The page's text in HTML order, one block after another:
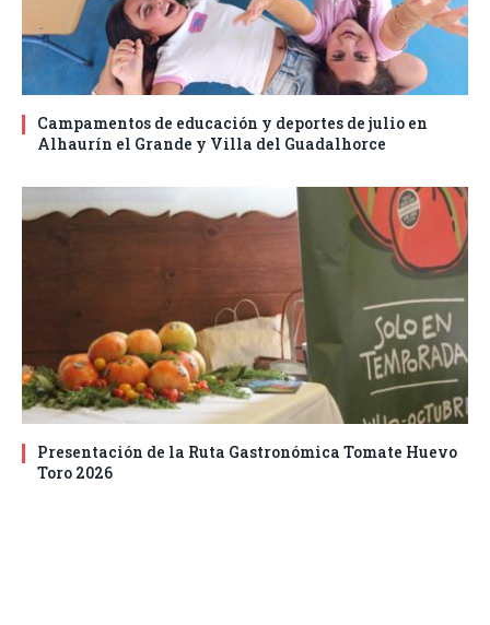
Campamentos de educación y deportes de julio en
Alhaurín el Grande y Villa del Guadalhorce
Presentación de la Ruta Gastronómica Tomate Huevo
Toro 2026